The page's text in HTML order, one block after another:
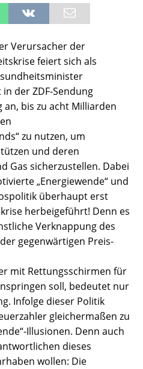
Verursacher der
feiert sich als
der ZDF-Sendung
an, bis zu acht Milliarden
zu nutzen, um
und deren
Gas sicherzustellen. Dabei
„Energiewende“ und
überhaupt erst
herbeigeführt! Denn es
Verknappung des
gegenwärtigen Preis-
mit Rettungsschirmen für
soll, bedeutet nur
Infolge dieser Politik
gleichermaßen zu
Illusionen. Denn auch
dieses
wollen: Die